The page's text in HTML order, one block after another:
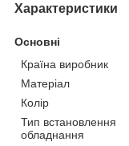
Характеристики
Основні
Країна виробник
Матеріал
Колір
Тип встановлення
обладнання